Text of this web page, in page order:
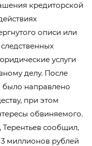
кредиторской
описи или
услуги
делу. После
было направлено
при этом
обвиняемого.
сообщил,
миллионов рублей